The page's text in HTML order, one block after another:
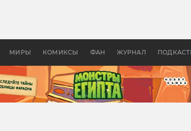
МИРЫ КОМИКСЫ ФАН ЖУРНАЛ
колец»
Древней Грецией